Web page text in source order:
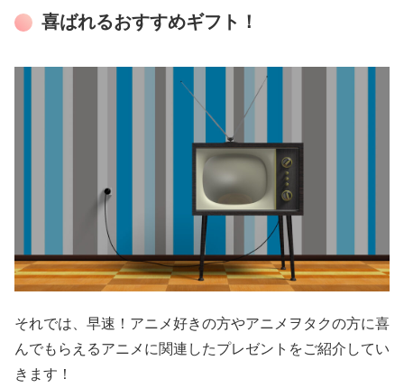
喜ばれるおすすめギフト！
それでは、早速！アニメ好きの方やアニメヲタクの方に喜
んでもらえるアニメに関連したプレゼントをご紹介してい
きます！